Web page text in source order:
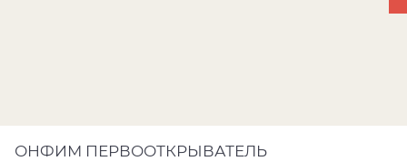
ОНФИМ ПЕРВООТКРЫВАТЕЛЬ